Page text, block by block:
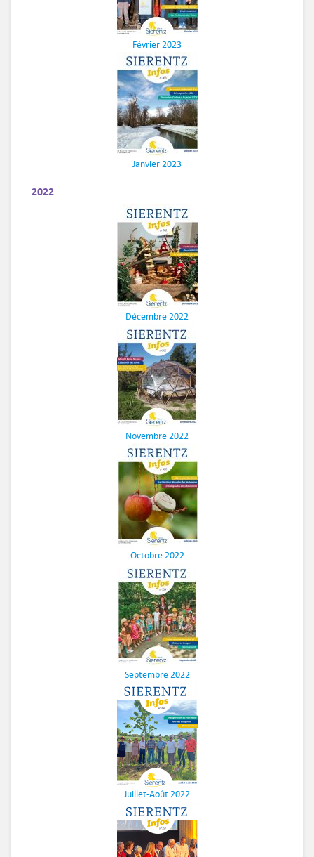
Février 2023
Janvier 2023
2022
Décembre 2022
Novembre 2022
Octobre 2022
Septembre 2022
Juillet-Août 2022